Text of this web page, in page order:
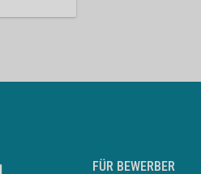
FÜR BEWERBER